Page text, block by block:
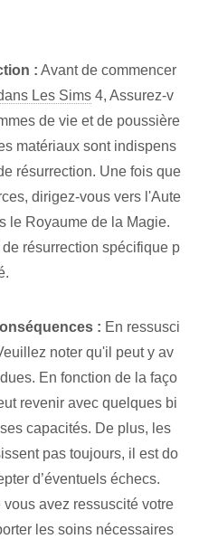
: Avant de commencer
Les Sims 4, Assurez-v
de vie et de poussière
matériaux sont indispens
résurrection. Une fois que
dirigez-vous vers l'Aute
le Royaume de la Magie.
résurrection spécifique p
: En ressusci
noter qu'il peut y av
En fonction de la faço
revenir avec quelques bi
capacités. De plus, les
pas toujours, il est do
d’éventuels échecs.
avez ressuscité votre
les soins nécessaires